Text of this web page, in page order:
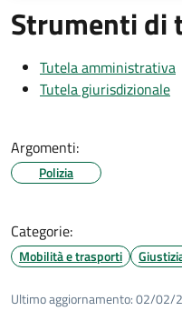
Strumenti di
Tutela amministrativa
Tutela giurisdizionale
Argomenti:
Polizia
Categorie:
Mobilità e trasporti
Ultimo aggiornamento:02/02/